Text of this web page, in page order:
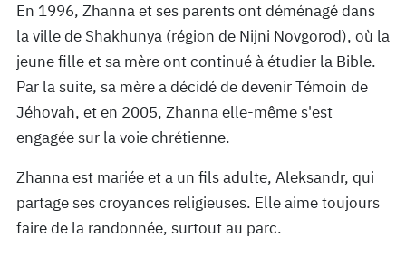
En 1996, Zhanna et ses parents ont déménagé dans
la ville de Shakhunya (région de Nijni Novgorod), où la
jeune fille et sa mère ont continué à étudier la Bible.
Par la suite, sa mère a décidé de devenir Témoin de
Jéhovah, et en 2005, Zhanna elle-même s'est
engagée sur la voie chrétienne.
Zhanna est mariée et a un fils adulte, Aleksandr, qui
partage ses croyances religieuses. Elle aime toujours
faire de la randonnée, surtout au parc.